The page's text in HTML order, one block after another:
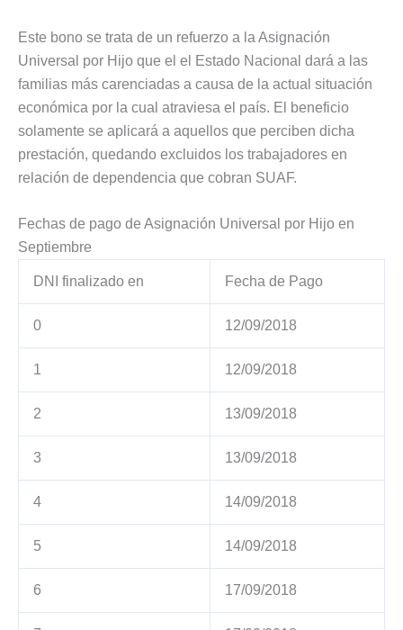
Este bono se trata de un refuerzo a la Asignación
Universal por Hijo que el el Estado Nacional dará a las
familias más carenciadas a causa de la actual situación
económica por la cual atraviesa el país. El beneficio
solamente se aplicará a aquellos que perciben dicha
prestación, quedando excluidos los trabajadores en
relación de dependencia que cobran SUAF.
Fechas de pago de Asignación Universal por Hijo en
Septiembre
DNI finalizado en Fecha de Pago
0 12/09/2018
1 12/09/2018
2 13/09/2018
3 13/09/2018
4 14/09/2018
5 14/09/2018
6 17/09/2018